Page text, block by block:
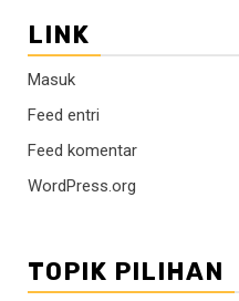
LINK
Masuk
Feed entri
Feed komentar
WordPress.org
TOPIK PILIHAN